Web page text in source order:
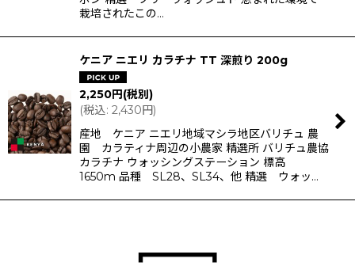
栽培されたこの…
ケニア ニエリ カラチナ TT 深煎り 200g
2,250円(税別)
(税込: 2,430円)
産地 ケニア ニエリ地域マシラ地区バリチュ 農
園 カラティナ周辺の小農家 精選所 バリチュ農協
カラチナ ウォッシングステーション 標高
1650m 品種 SL28、SL34、他 精選 ウォッ…